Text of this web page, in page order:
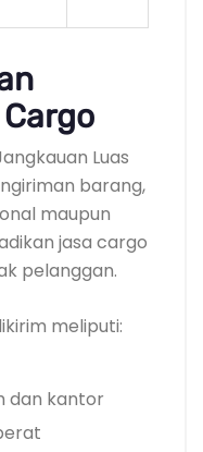
Luas
barang,
maupun
jasa cargo
pelanggan.
meliputi:
dan kantor